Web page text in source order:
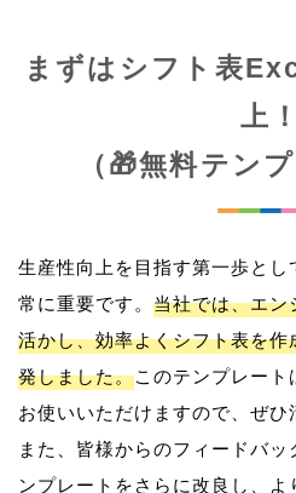
まずはシフト表
上！
（🎁無料テン
生産性向上を目指す第一歩と
常に重要です。 当社では、エ
活かし、効率よくシフト表を
発しました。このテンプレート
お使いいただけますので、ぜひ
また、皆様からのフィードバ
ンプレートをさらに改良し、